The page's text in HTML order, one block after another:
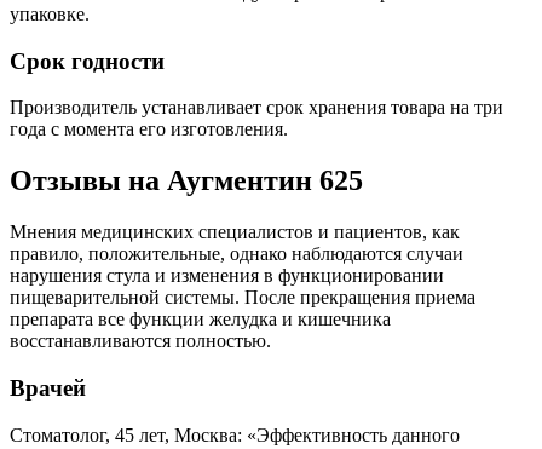
упаковке.
Срок годности
Производитель устанавливает срок хранения товара на три
года с момента его изготовления.
Отзывы на Аугментин 625
Мнения медицинских специалистов и пациентов, как
правило, положительные, однако наблюдаются случаи
нарушения стула и изменения в функционировании
пищеварительной системы. После прекращения приема
препарата все функции желудка и кишечника
восстанавливаются полностью.
Врачей
Стоматолог, 45 лет, Москва: «Эффективность данного